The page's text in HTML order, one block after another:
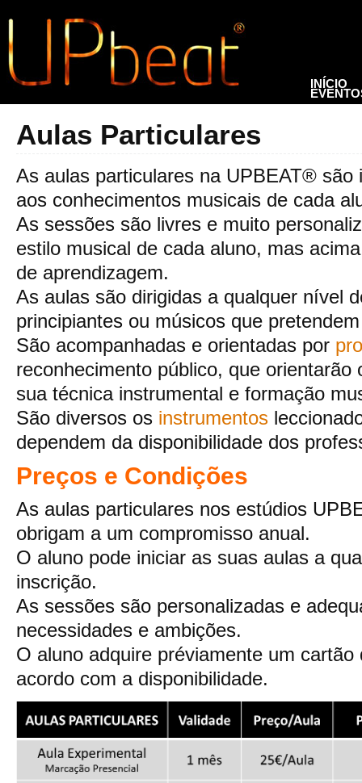
INÍCIO
Aulas Particulares
As aulas particulares na UPBEAT® são
aos conhecimentos musicais de cada
As sessões são livres e muito
estilo musical de cada aluno, mas
de aprendizagem.
As aulas são dirigidas a qualquer nível
principiantes ou músicos que
São acompanhadas e orientadas por
reconhecimento público, que orientarão
sua técnica instrumental e formação
São diversos os instrumentos
dependem da disponibilidade dos
Preços e Condições
As aulas particulares nos estúdios
obrigam a um compromisso anual.
O aluno pode iniciar as suas aulas a
inscrição.
As sessões são personalizadas e
necessidades e ambições.
O aluno adquire préviamente um
acordo com a disponibilidade.